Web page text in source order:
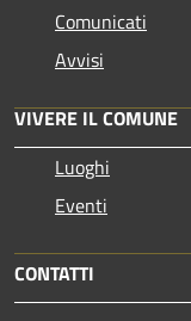
Comunicati
Avvisi
VIVERE IL COMUNE
Luoghi
Eventi
CONTATTI